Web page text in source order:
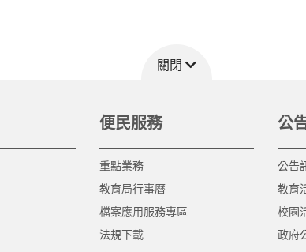
關閉
便民服務
重點業務
教育局行事曆
檔案應用服務專區
法規下載
公
公告
教育
校園
政府